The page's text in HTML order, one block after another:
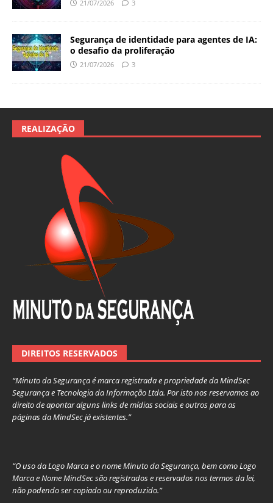
21/07/2026 3
Segurança de identidade para agentes de IA:
o desafio da proliferação
21/07/2026 3
REALIZAÇÃO
DIREITOS RESERVADOS
“Minuto da Segurança é marca registrada e propriedade da MindSec
Segurança e Tecnologia da Informação Ltda. Por isto nos reservamos ao
direito de apontar alguns links de mídias sociais e outros para as
páginas da MindSec já existentes.”
“O uso da Logo Marca e o nome Minuto da Segurança, bem como Logo
Marca e Nome MindSec são registrados e reservados nos termos da lei,
não podendo ser copiado ou reproduzido.”